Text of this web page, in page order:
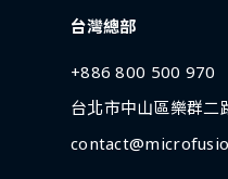
台灣總部
+886 800 500 970
台北市中山區樂群